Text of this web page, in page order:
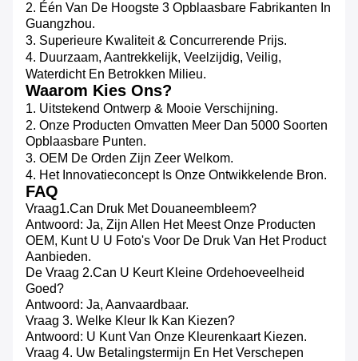
2. Één Van De Hoogste 3 Opblaasbare Fabrikanten In
Guangzhou.
3. Superieure Kwaliteit & Concurrerende Prijs.
4. Duurzaam, Aantrekkelijk, Veelzijdig, Veilig,
Waterdicht En Betrokken Milieu.
Waarom Kies Ons?
1. Uitstekend Ontwerp & Mooie Verschijning.
2. Onze Producten Omvatten Meer Dan 5000 Soorten
Opblaasbare Punten.
3. OEM De Orden Zijn Zeer Welkom.
4. Het Innovatieconcept Is Onze Ontwikkelende Bron.
FAQ
Vraag1.can Druk Met Douaneembleem?
Antwoord: Ja, Zijn Allen Het Meest Onze Producten
OEM, Kunt U U Foto's Voor De Druk Van Het Product
Aanbieden.
De Vraag 2.Can U Keurt Kleine Ordehoeveelheid
Goed?
Antwoord: Ja, Aanvaardbaar.
Vraag 3. Welke Kleur Ik Kan Kiezen?
Antwoord: U Kunt Van Onze Kleurenkaart Kiezen.
Vraag 4. Uw Betalingstermijn En Het Verschepen